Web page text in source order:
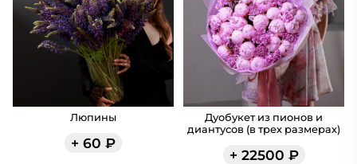
Люпины
+ 60 ₽
Дуобукет из пионов и
диантусов (в трех размерах)
+ 22500 ₽